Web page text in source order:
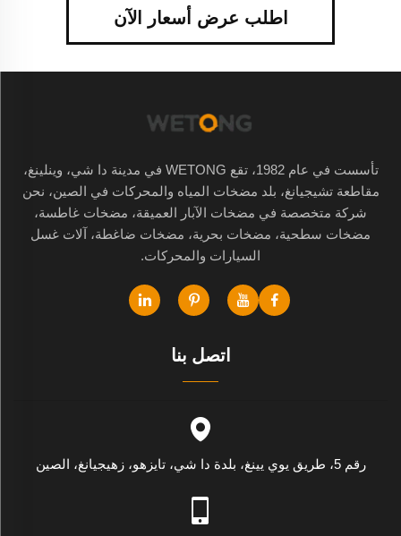
اطلب عرض أسعار الآن
تأسست في عام 1982، تقع WETONG في مدينة دا شي، وينلينغ،
مقاطعة تشيجيانغ، بلد مضخات المياه والمحركات في الصين، نحن
شركة متخصصة في مضخات الآبار العميقة، مضخات غاطسة،
مضخات سطحية، مضخات بحرية، مضخات ضاغطة، آلات غسل
السيارات والمحركات.
اتصل بنا
رقم 5، طريق يوي يينغ، بلدة دا شي، تايزهو، زهيجيانغ، الصين